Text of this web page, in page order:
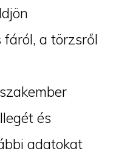
fáról, a törzsről
és
adatokat